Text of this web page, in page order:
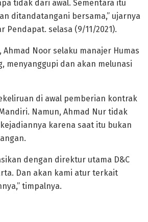
tidak dari awal. Sementara itu
ditandatangani bersama,” ujarnya
Pendapat. selasa (9/11/2021).
Noor selaku manajer Humas
menyanggupi dan akan melunasi
di awal pemberian kontrak
Namun, Ahmad Nur tidak
karena saat itu bukan
dengan direktur utama D&C
Dan akan kami atur terkait
timpalnya.